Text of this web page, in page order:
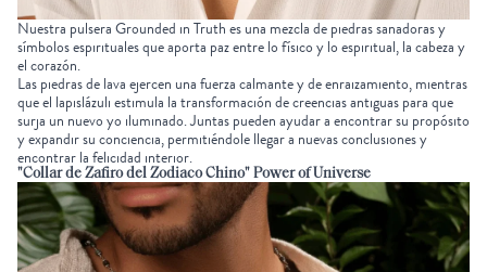
Nuestra pulsera Grounded in Truthes una mezcla de piedras sanadoras y
símbolos espirituales que aporta paz entre lo físico y lo espiritual, la cabeza y
el corazón.
Laspiedras de lavaejercen una fuerza calmante y de enraizamiento, mientras
que el lapislázuli estimula la transformación de creencias antiguas para que
surja un nuevo yo iluminado. Juntas pueden ayudar a encontrar su propósito
y expandir su conciencia, permitiéndole llegar a nuevas conclusiones y
encontrar la felicidad interior.
"Collar de Zafiro del Zodiaco Chino" Power of Universe